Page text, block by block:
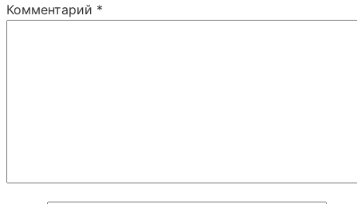
Комментарий *